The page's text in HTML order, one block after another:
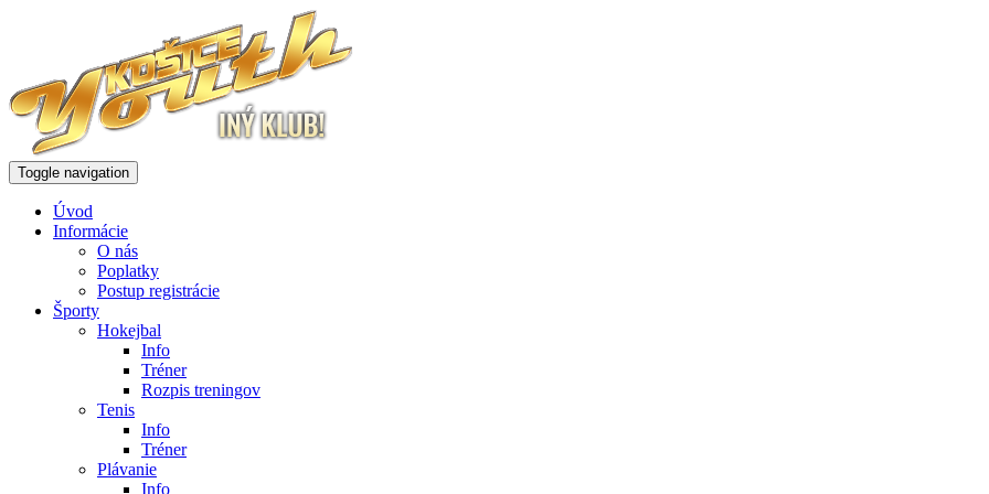
Toggle navigation
Úvod
Informácie
O nás
Poplatky
Postup registrácie
Športy
Hokejbal
Info
Tréner
Rozpis treningov
Tenis
Info
Tréner
Plávanie
Info